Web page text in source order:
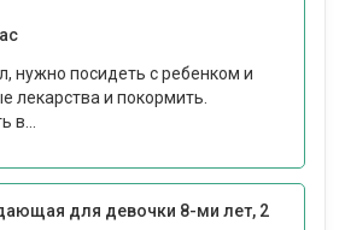
нужно посидеть с ребенком и
лекарства и покормить.
в...
для девочки 8-ми лет, 2